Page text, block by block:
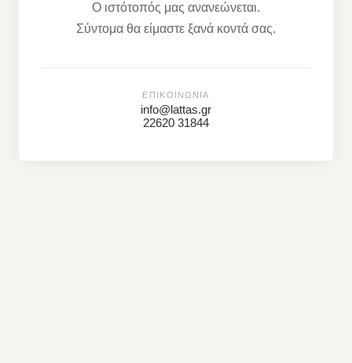
Ο ιστότοπός μας ανανεώνεται.
Σύντομα θα είμαστε ξανά κοντά σας.
ΕΠΙΚΟΙΝΩΝΊΑ
info@lattas.gr
22620 31844